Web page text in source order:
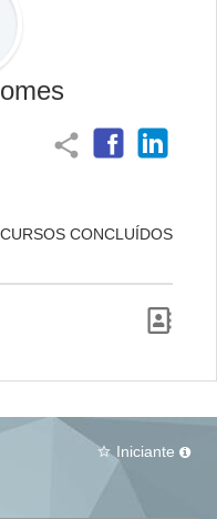
share
CURSOS CONCLUÍDOS
star_border Iniciante